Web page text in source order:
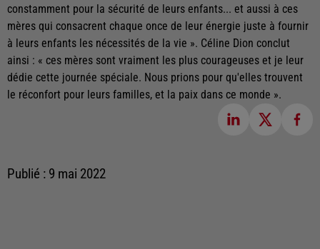
constamment pour la sécurité de leurs enfants... et aussi à ces
mères qui consacrent chaque once de leur énergie juste à fournir
à leurs enfants les nécessités de la vie ». Céline Dion conclut
ainsi : « ces mères sont vraiment les plus courageuses et je leur
dédie cette journée spéciale. Nous prions pour qu'elles trouvent
le réconfort pour leurs familles, et la paix dans ce monde ».
Publié : 9 mai 2022